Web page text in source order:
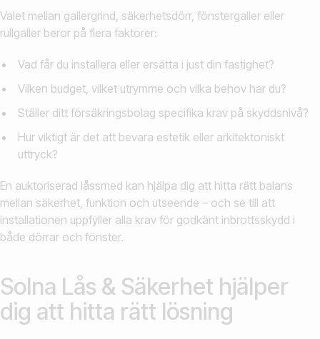
Valet mellan gallergrind, säkerhetsdörr, fönstergaller eller
rullgaller beror på flera faktorer:
Vad får du installera eller ersätta i just din fastighet?
Vilken budget, vilket utrymme och vilka behov har du?
Ställer ditt försäkringsbolag specifika krav på skyddsnivå?
Hur viktigt är det att bevara estetik eller arkitektoniskt
uttryck?
En auktoriserad låssmed kan hjälpa dig att hitta rätt balans
mellan säkerhet, funktion och utseende – och se till att
installationen uppfyller alla krav för godkänt inbrottsskydd i
både dörrar och fönster.
Solna Lås & Säkerhet hjälper
dig att hitta rätt lösning